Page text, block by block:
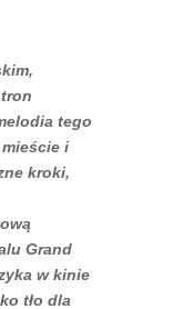
tego
i
kroki,
Grand
w kinie
tło dla